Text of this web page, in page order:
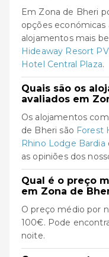
Em Zona de Bheri
opções económicas
alojamentos mais
Hideaway Resort
Hotel Central Plaza.
Quais são os
avaliados em
Os alojamentos
de Bheri são Forest
Rhino Lodge Bardia
as opiniões dos
Qual é o preço
em Zona de
O preço médio por
100€. Pode
noite.